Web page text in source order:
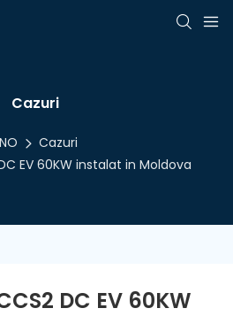
Cazuri
Cazuri
EV 60KW instalat in Moldova
DC EV 60KW